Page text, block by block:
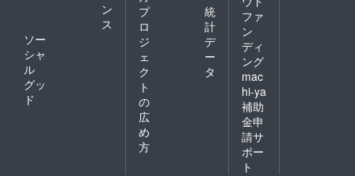
ン
ス
ソー
シャ
ル
グッ
ド
プ
ロ
ジ
ェ
ク
ト
の
広
め
方
統
計
デ
ー
タ
ファ
ン
ディ
ング
mac
hi-ya
補助
金申
請サ
ポー
ト